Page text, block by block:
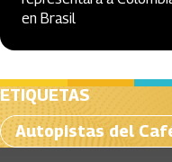
en Brasil
ETIQUETAS
Autopistas del